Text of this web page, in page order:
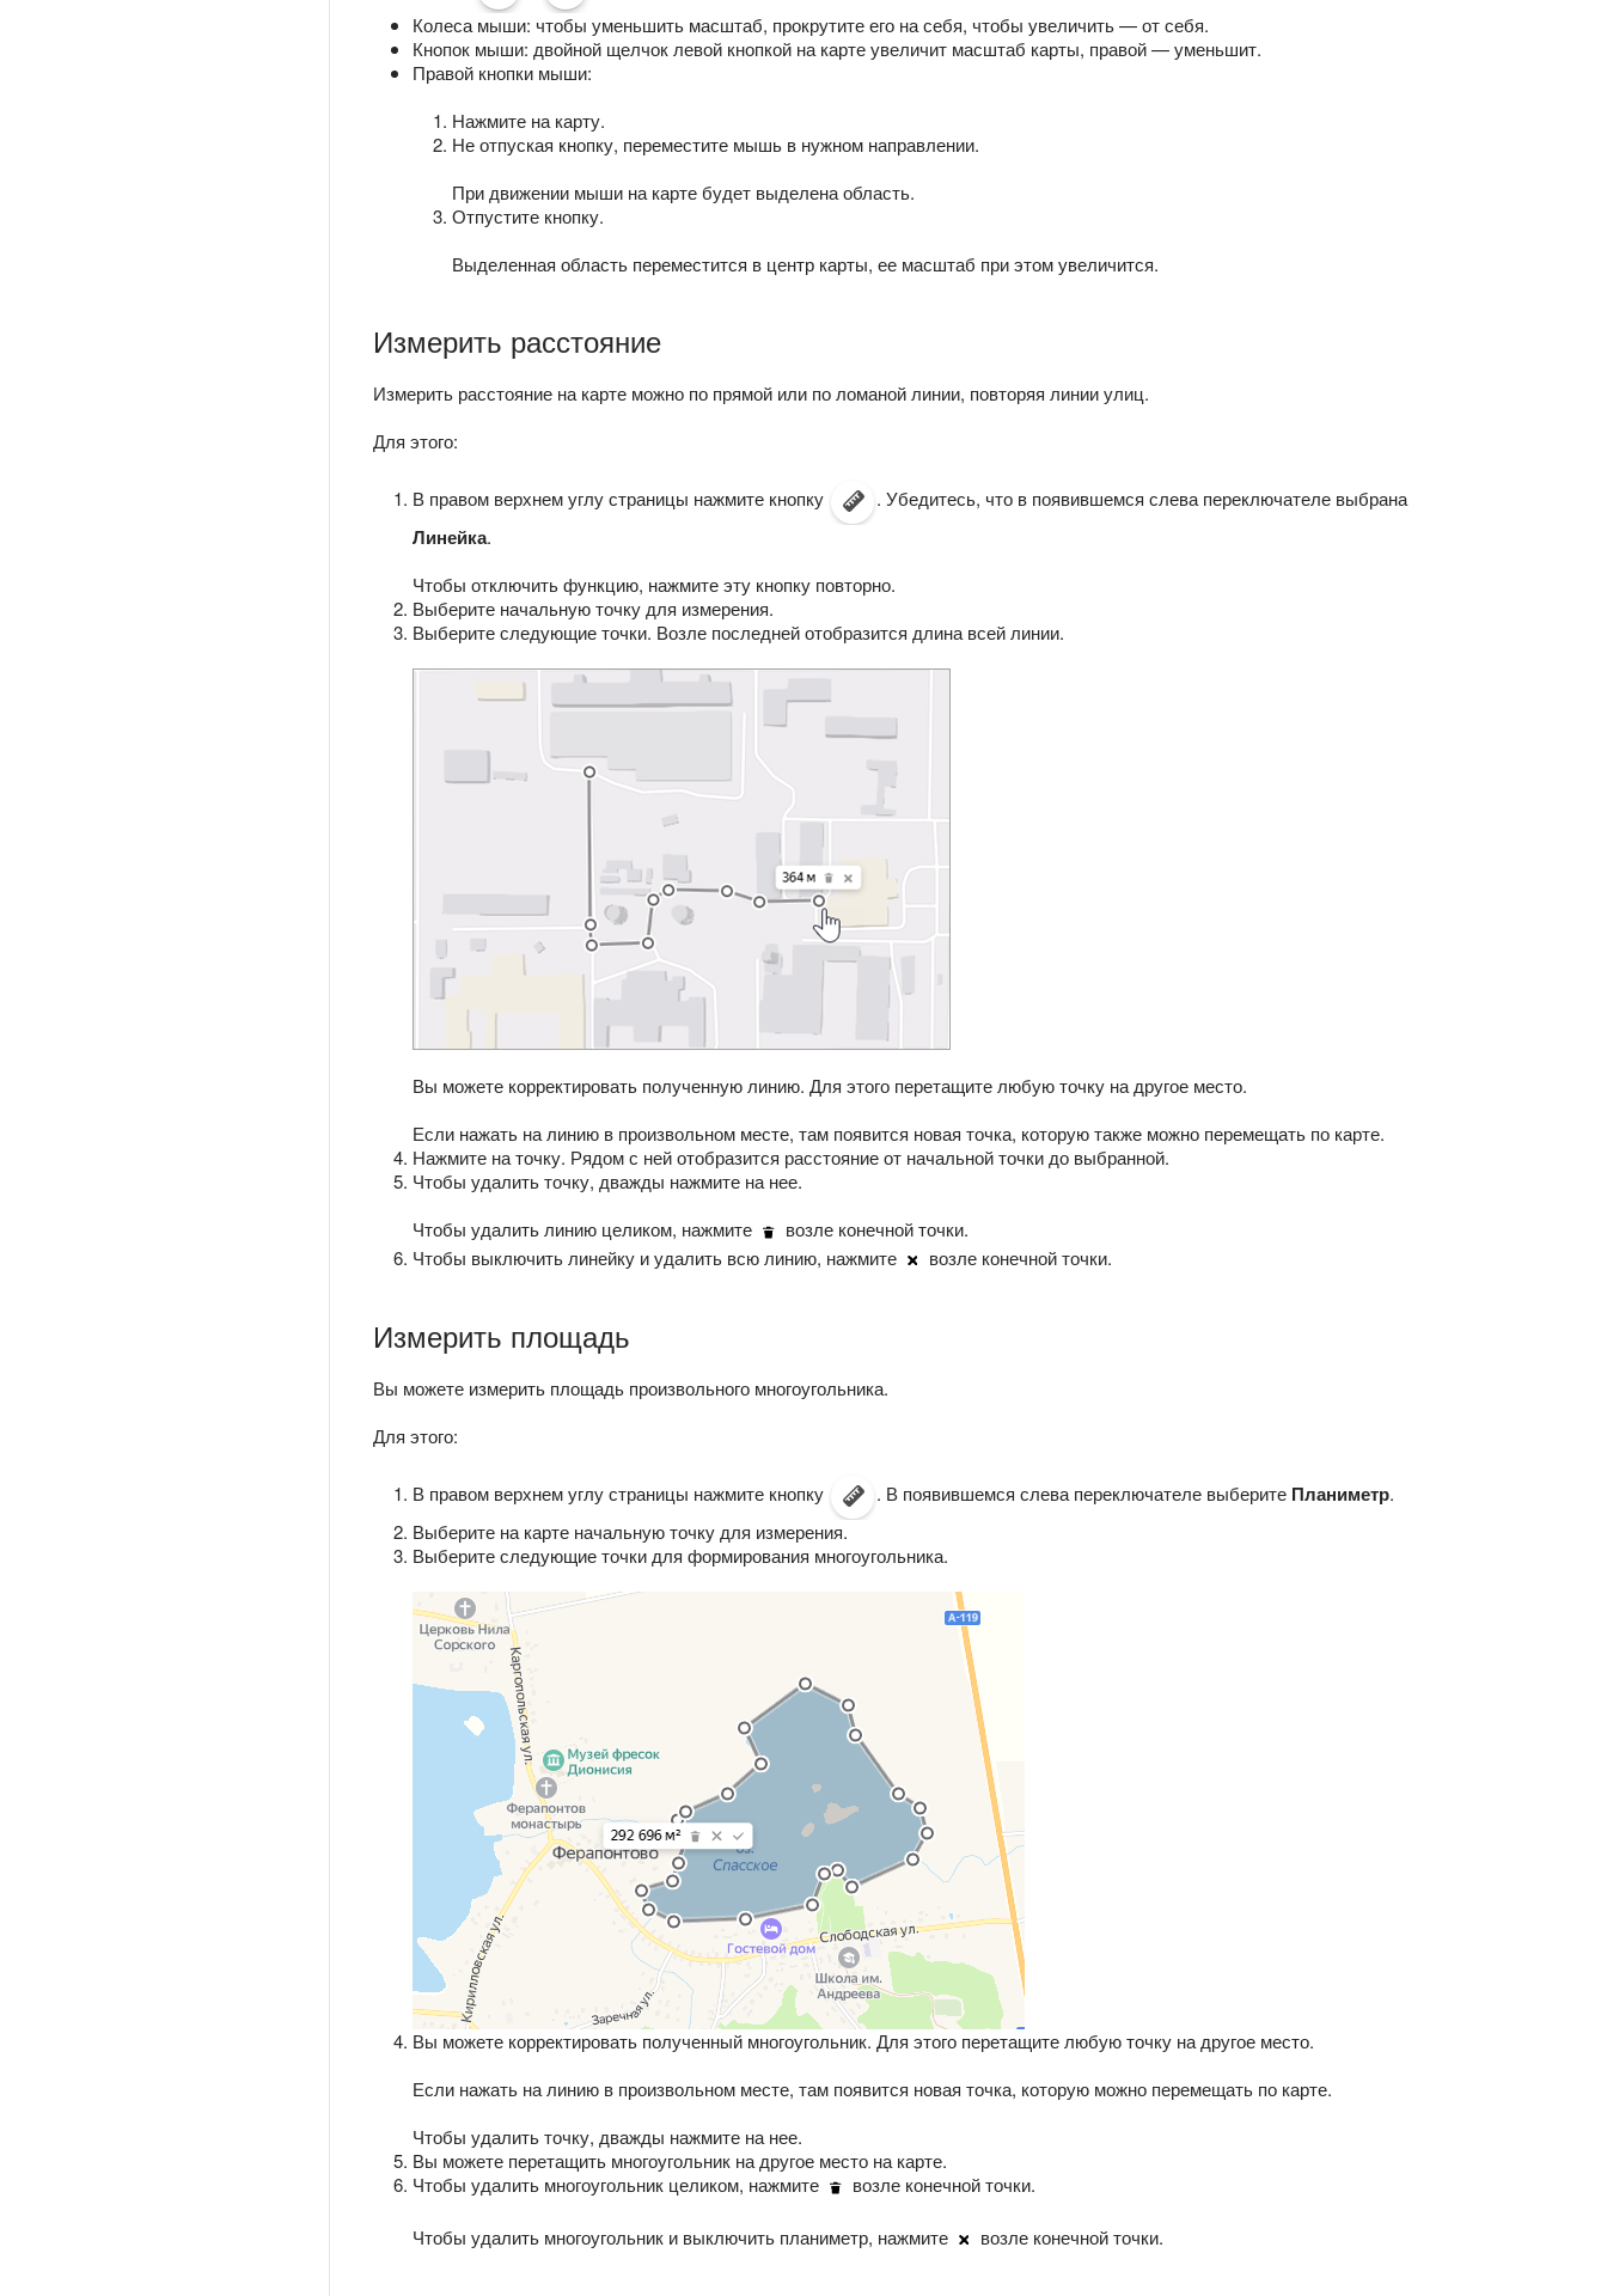
Колеса мыши: чтобы уменьшить масштаб, прокрутите его на себя, чтобы увеличить — от себя.
Кнопок мыши: двойной щелчок левой кнопкой на карте увеличит масштаб карты, правой — уменьшит.
Правой кнопки мыши:
Нажмите на карту.
Не отпуская кнопку, переместите мышь в нужном направлении.
При движении мыши на карте будет выделена область.
Отпустите кнопку.
Выделенная область переместится в центр карты, ее масштаб при этом увеличится.
Измерить расстояние
Измерить расстояние на карте можно по прямой или по ломаной линии, повторяя линии улиц.
Для этого:
В правом верхнем углу страницы нажмите кнопку . Убедитесь, что в появившемся слева переключателе выбрана
Линейка.
Чтобы отключить функцию, нажмите эту кнопку повторно.
Выберите начальную точку для измерения.
Выберите следующие точки. Возле последней отобразится длина всей линии.
Вы можете корректировать полученную линию. Для этого перетащите любую точку на другое место.
Если нажать на линию в произвольном месте, там появится новая точка, которую также можно перемещать по карте.
Нажмите на точку. Рядом с ней отобразится расстояние от начальной точки до выбранной.
Чтобы удалить точку, дважды нажмите на нее.
Чтобы удалить линию целиком, нажмите
возле конечной точки.
Чтобы выключить линейку и удалить всю линию, нажмите
возле конечной точки.
Измерить площадь
Вы можете измерить площадь произвольного многоугольника.
Для этого:
В правом верхнем углу страницы нажмите кнопку . В появившемся слева переключателе выберите Планиметр.
Выберите на карте начальную точку для измерения.
Выберите следующие точки для формирования многоугольника.
Вы можете корректировать полученный многоугольник. Для этого перетащите любую точку на другое место.
Если нажать на линию в произвольном месте, там появится новая точка, которую можно перемещать по карте.
Чтобы удалить точку, дважды нажмите на нее.
Вы можете перетащить многоугольник на другое место на карте.
Чтобы удалить многоугольник целиком, нажмите
возле конечной точки.
Чтобы удалить многоугольник и выключить планиметр, нажмите возле конечной точки.